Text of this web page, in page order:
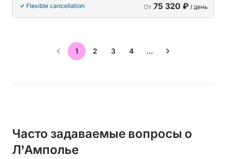
Flexible cancellation От 75 320 ₽ / день
1 2 3 4 …
Часто задаваемые вопросы о
Л’Амполье